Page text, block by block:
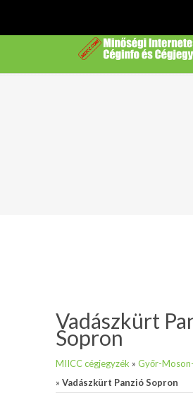
Vadászkürt
Sopron
MIICC cégjegyzék » Győr-
» Vadászkürt Panzió Sopron